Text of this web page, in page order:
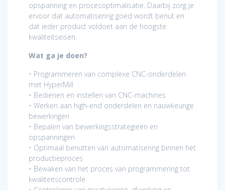
opspanning en procesoptimalisatie. Daarbij zorg je
ervoor dat automatisering goed wordt benut en
dat ieder product voldoet aan de hoogste
kwaliteitseisen.
Wat ga je doen?
• Programmeren van complexe CNC-onderdelen
met HyperMill
• Bedienen en instellen van CNC-machines
• Werken aan high-end onderdelen en nauwkeurige
bewerkingen
• Bepalen van bewerkingsstrategieën en
opspanningen
• Optimaal benutten van automatisering binnen het
productieproces
• Bewaken van het proces van programmering tot
kwaliteitscontrole